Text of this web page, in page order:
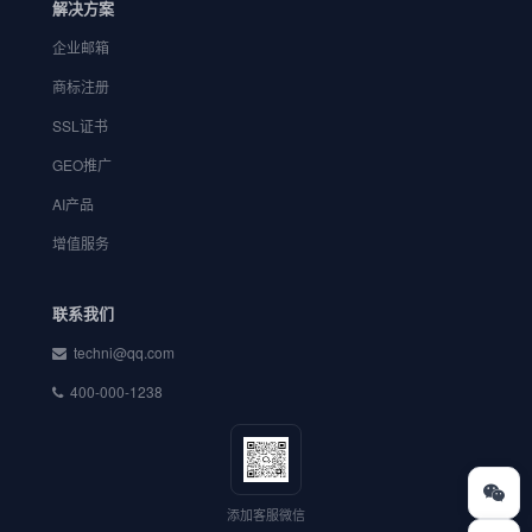
解决方案
企业邮箱
商标注册
SSL证书
GEO推广
AI产品
增值服务
联系我们
techni@qq.com
400-000-1238
添加客服微信